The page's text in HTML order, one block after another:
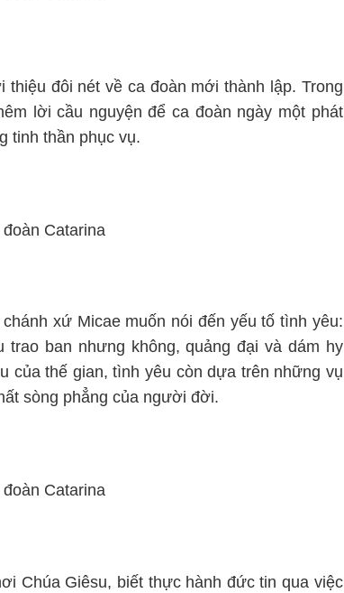
đôi nét về ca đoàn mới thành lập. Trong
lời cầu nguyện để ca đoàn ngày một phát
tinh thần phục vụ.
xứ Micae muốn nói đến yếu tố tình yêu:
trao ban nhưng không, quảng đại và dám hy
của thế gian, tình yêu còn dựa trên những vụ
sòng phẳng của người đời.
Chúa Giêsu, biết thực hành đức tin qua việc